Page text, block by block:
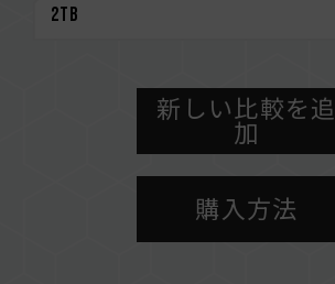
放熱性を高めるアルミニウム合金
パッケージの95%以上を紙素材で
放熱性能を高めるグラフェンシー
特許取得済みのアダプター用ネジ穴
台湾の新特許番号（認証番号：
新しい比較を追
加
購入方法